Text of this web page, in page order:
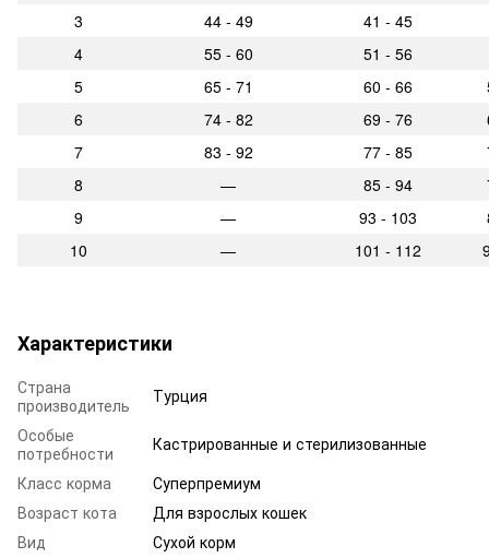
3
44 - 49
41 - 45
4
55 - 60
51 - 56
5
65 - 71 60 - 66
6
74 - 82 69 - 76
7
83 - 92 77 - 85
8
— 85 - 94
9
— 93 - 103
10
— 101 - 112
Характеристики
Страна
производитель
Турция
Особые
потребности
Кастрированные и стерилизованные
Класс корма
Суперпремиум
Возраст кота
Для взрослых кошек
Вид
Сухой корм